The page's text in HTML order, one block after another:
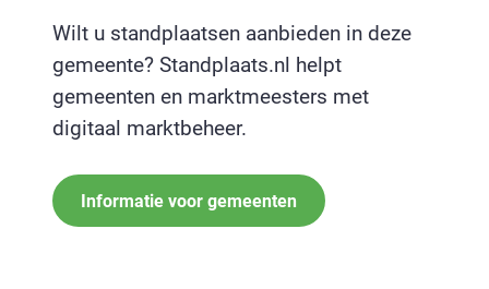
Wilt u standplaatsen aanbieden in deze
gemeente? Standplaats.nl helpt
gemeenten en marktmeesters met
digitaal marktbeheer.
Informatie voor gemeenten